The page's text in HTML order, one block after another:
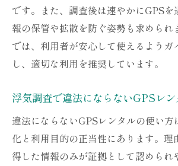
です。また、調査後は速やかにGPSを
報の保管や拡散を防ぐ姿勢も求められ
では、利用者が安心して使えるようガ
し、適切な利用を推奨しています。
浮気調査で違法にならないGPSレ
違法にならないGPSレンタルの使い方
化と利用目的の正当性にあります。理
得した情報のみが証拠として認められ